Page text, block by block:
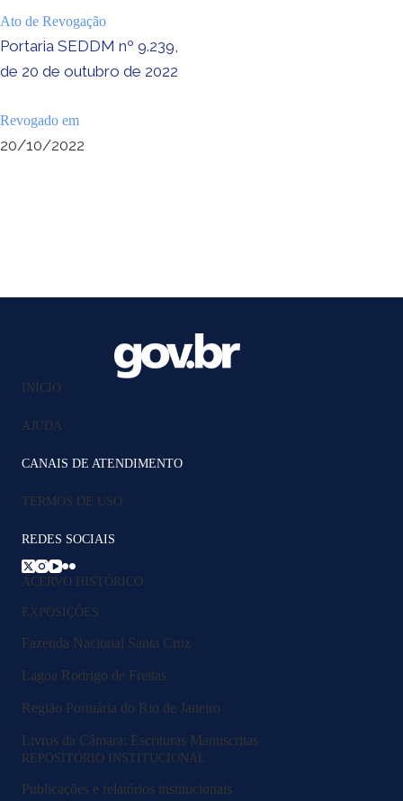
Ato de Revogação
Portaria SEDDM nº 9.239,
de 20 de outubro de 2022
Revogado em
20/10/2022
INÍCIO
AJUDA
CANAIS DE ATENDIMENTO
TERMOS DE USO
REDES SOCIAIS
ACERVO HISTÓRICO
EXPOSIÇÕES
Fazenda Nacional Santa Cruz
Lagoa Rodrigo de Freitas
Região Portuária do Rio de Janeiro
Livros da Câmara: Escrituras Manuscritas
REPOSITÓRIO INSTITUCIONAL
Publicações e relatórios institucionais